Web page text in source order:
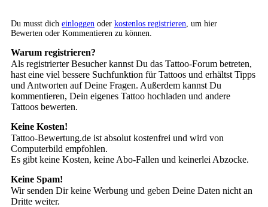
Du musst dich einloggen oder kostenlos registrieren , um hier
Bewerten oder Kommentieren zu können.
Warum registrieren?
Als registrierter Besucher kannst Du das Tattoo-Forum betreten,
hast eine viel bessere Suchfunktion für Tattoos und erhältst Tipps
und Antworten auf Deine Fragen. Außerdem kannst Du
kommentieren, Dein eigenes Tattoo hochladen und andere
Tattoos bewerten.
Keine Kosten!
Tattoo-Bewertung.de ist absolut kostenfrei und wird von
Computerbild empfohlen.
Es gibt keine Kosten, keine Abo-Fallen und keinerlei Abzocke.
Keine Spam!
Wir senden Dir keine Werbung und geben Deine Daten nicht an
Dritte weiter.